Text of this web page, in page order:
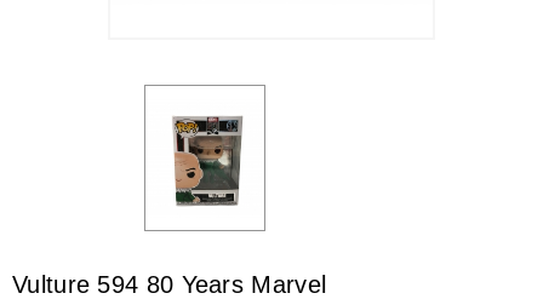
Vulture 594 80 Years Marvel